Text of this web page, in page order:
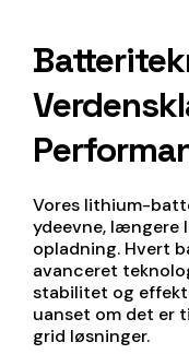
Vores lithium-
ydeevne, længere
opladning. Hvert
avanceret
stabilitet og
uanset om det er
grid løsninger.